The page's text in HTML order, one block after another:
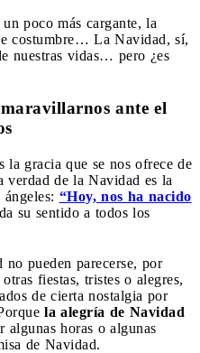
poco más cargante, la
costumbre… La Navidad, sí,
nuestras vidas… pero ¿es
ante el
la gracia que se nos ofrece de
verdad de la Navidad es la
“Hoy, nos ha nacido
su sentido a todos los
pueden parecerse, por
fiestas, tristes o alegres,
de cierta nostalgia por
la alegría de Navidad
algunas horas o algunas
de Navidad.